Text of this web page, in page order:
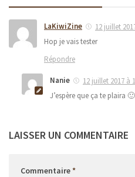
LaKiwiZine
12 juillet
Hop je vais tester
Répondre
Nanie
12 juillet 2017 à
J’espère que ça te plaira 🙂
LAISSER UN COMMENTAIRE
Commentaire*